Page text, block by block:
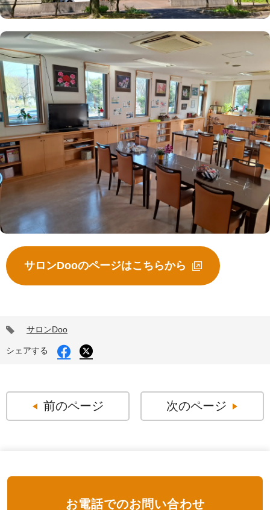
サロンDooのページはこちらから
タ
サロンDoo
シェアする
Facebook
で
す
る
X
ア
す
る
前のページ 次のページ
お電話でのお問い合わせ